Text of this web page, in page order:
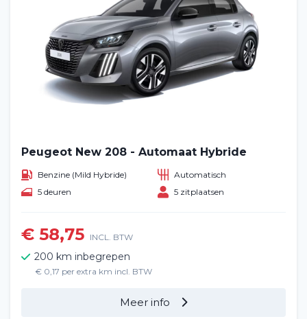
Peugeot New 208 - Automaat Hybride
Benzine (Mild Hybride)
Automatisch
5 deuren
5 zitplaatsen
€ 58,75 INCL. BTW
200 km inbegrepen
€ 0,17 per extra km incl. BTW
Meer info